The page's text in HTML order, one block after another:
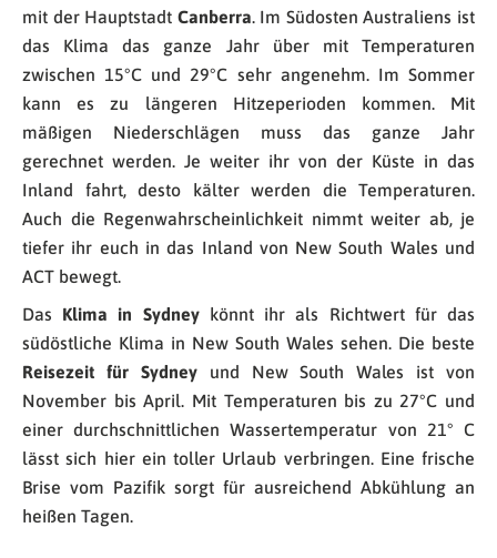
mit der Hauptstadt Canberra. Im Südosten Australiens ist
das Klima das ganze Jahr über mit Temperaturen
zwischen 15°C und 29°C sehr angenehm. Im Sommer
kann es zu längeren Hitzeperioden kommen. Mit
mäßigen Niederschlägen muss das ganze Jahr
gerechnet werden. Je weiter ihr von der Küste in das
Inland fahrt, desto kälter werden die Temperaturen.
Auch die Regenwahrscheinlichkeit nimmt weiter ab, je
tiefer ihr euch in das Inland von New South Wales und
ACT bewegt.
Das Klima in Sydneykönnt ihr als Richtwert für das
südöstliche Klima in New South Wales sehen. Die beste
Reisezeit für Sydneyund New South Wales ist von
November bis April. Mit Temperaturen bis zu 27°C und
einer durchschnittlichen Wassertemperatur von 21° C
lässt sich hier ein toller Urlaub verbringen. Eine frische
Brise vom Pazifik sorgt für ausreichend Abkühlung an
heißen Tagen.